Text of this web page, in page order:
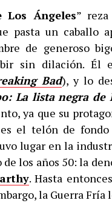
Los Ángeles”
pasta un caballo
de generoso
sin dilación. Él
Bad), y lo
La lista negra de
ya que su
el telón de fondo
lugar en la
los años 50: la
. Hasta
la Guerra Fría